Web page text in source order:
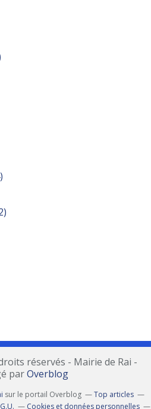
réservés - Mairie de Rai -
parOverblog
sur le portail Overblog
Top articles
Cookies et données personnelles